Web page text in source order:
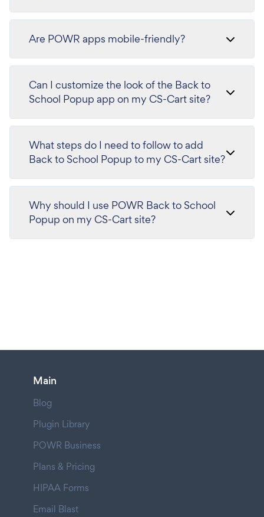
Are POWR apps mobile-friendly?
Can I customize the look of the Back to
School Popup app on my CS-Cart site?
What steps do I need to follow to add
Back to School Popup to my CS-Cart site?
Why should I use POWR Back to School
Popup on my CS-Cart site?
Main
Blog
Plugin Library
POWR Business
Plans & Pricing
HIPAA Forms
Email Blast